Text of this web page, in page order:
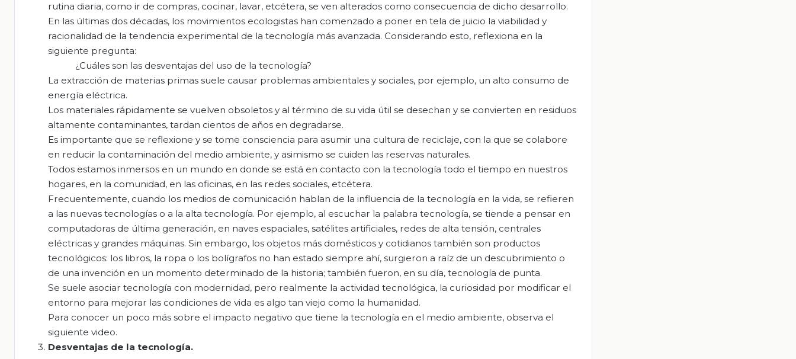
rutina diaria, como ir de compras, cocinar, lavar, etcétera, se ven alterados como consecuencia de dicho desarrollo.
En las últimas dos décadas, los movimientos ecologistas han comenzado a poner en tela de juicio la viabilidad y
racionalidad de la tendencia experimental de la tecnología más avanzada. Considerando esto, reflexiona en la
siguiente pregunta:
¿Cuáles son las desventajas del uso de la tecnología?
La extracción de materias primas suele causar problemas ambientales y sociales, por ejemplo, un alto consumo de
energía eléctrica.
Los materiales rápidamente se vuelven obsoletos y al término de su vida útil se desechan y se convierten en residuos
altamente contaminantes, tardan cientos de años en degradarse.
Es importante que se reflexione y se tome consciencia para asumir una cultura de reciclaje, con la que se colabore
en reducir la contaminación del medio ambiente, y asimismo se cuiden las reservas naturales.
Todos estamos inmersos en un mundo en donde se está en contacto con la tecnología todo el tiempo en nuestros
hogares, en la comunidad, en las oficinas, en las redes sociales, etcétera.
Frecuentemente, cuando los medios de comunicación hablan de la influencia de la tecnología en la vida, se refieren
a las nuevas tecnologías o a la alta tecnología. Por ejemplo, al escuchar la palabra tecnología, se tiende a pensar en
computadoras de última generación, en naves espaciales, satélites artificiales, redes de alta tensión, centrales
eléctricas y grandes máquinas. Sin embargo, los objetos más domésticos y cotidianos también son productos
tecnológicos: los libros, la ropa o los bolígrafos no han estado siempre ahí, surgieron a raíz de un descubrimiento o
de una invención en un momento determinado de la historia; también fueron, en su día, tecnología de punta.
Se suele asociar tecnología con modernidad, pero realmente la actividad tecnológica, la curiosidad por modificar el
entorno para mejorar las condiciones de vida es algo tan viejo como la humanidad.
Para conocer un poco más sobre el impacto negativo que tiene la tecnología en el medio ambiente, observa el
siguiente video.
Desventajas de la tecnología.